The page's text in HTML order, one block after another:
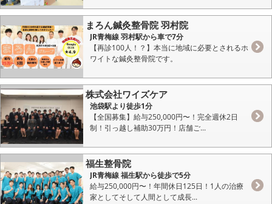
まろん鍼灸整骨院 羽村院
JR青梅線 羽村駅から車で7分
【再診100人！？】本当に地域に必要とされるホ
ワイトな鍼灸整骨院です。
株式会社ワイズケア
池袋駅より徒歩1分
【全国募集】給与250,000円〜！完全週休2日
制！引っ越し補助30万円！店舗ご...
福生整骨院
JR青梅線 福生駅から徒歩で5分
給与250,000円〜！年間休日125日！1人の治療
家としてそして人間として成長...